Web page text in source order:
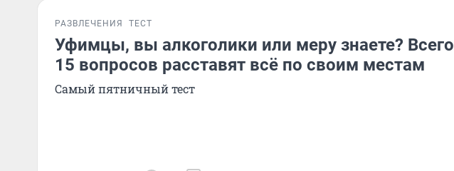
РАЗВЛЕЧЕНИЯ ТЕСТ
Уфимцы, вы алкоголики или меру знаете? Всего
15 вопросов расставят всё по своим местам
Самый пятничный тест